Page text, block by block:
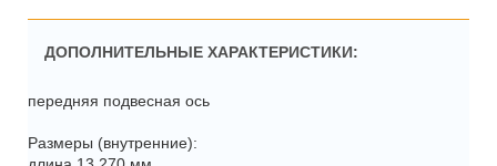
ДОПОЛНИТЕЛЬНЫЕ ХАРАКТЕРИСТИКИ:
передняя подвесная ось
Размеры (внутренние):